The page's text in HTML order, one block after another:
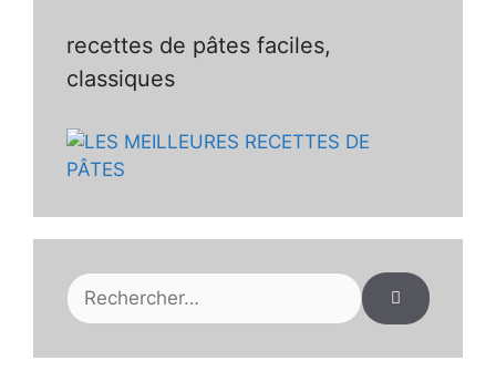
recettes de pâtes faciles,
classiques
Rechercher :